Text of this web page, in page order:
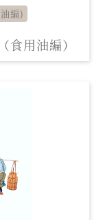
編)
食用油編）